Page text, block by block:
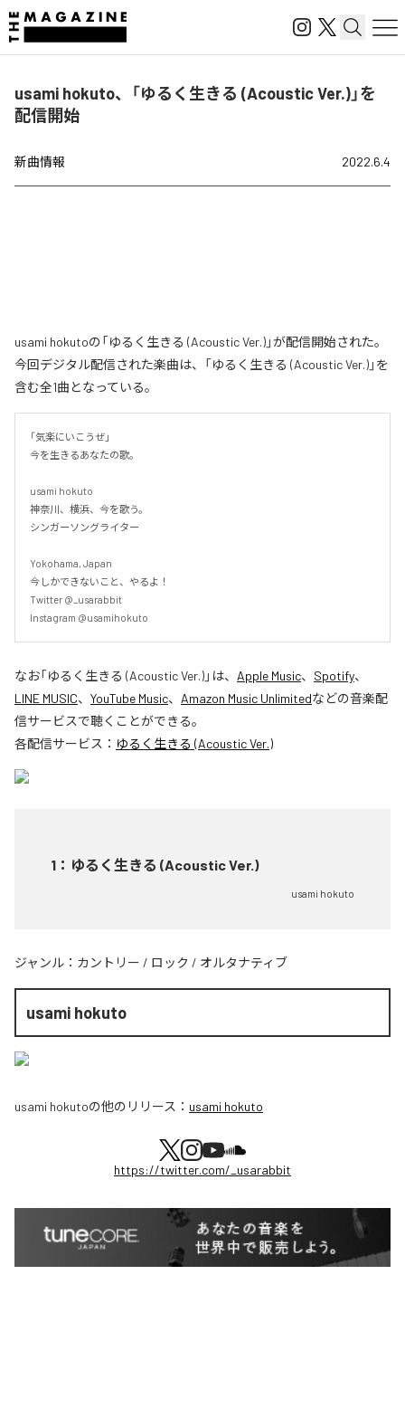
usami hokuto、「ゆるく生きる (Acoustic Ver.)」を
配信開始
新曲情報 2022.6.4
usami hokutoの「ゆるく生きる (Acoustic Ver.)」が配信開始された。
今回デジタル配信された楽曲は、「ゆるく生きる (Acoustic Ver.)」を
含む全1曲となっている。
「気楽にいこうぜ」
今を生きるあなたの歌。
usami hokuto
神奈川、横浜、今を歌う。
シンガーソングライター
Yokohama, Japan
今しかできないこと、やるよ！
Twitter @_usarabbit
Instagram @usamihokuto
なお「ゆるく生きる (Acoustic Ver.)」は、 Apple Music、 Spotify、
LINE MUSIC、 YouTube Music、 Amazon Music Unlimitedなどの音楽配
信サービスで聴くことができる。
各配信サービス： ゆるく生きる (Acoustic Ver.)
1 ： ゆるく生きる (Acoustic Ver.)
usami hokuto
ジャンル： カントリー / ロック / オルタナティブ
usami hokuto
usami hokutoの他のリリース： usami hokuto
https://twitter.com/_usarabbit